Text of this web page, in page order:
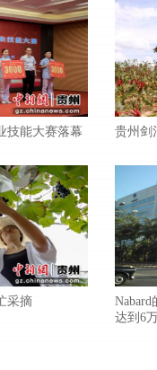
技能大赛落幕 贵州剑
采摘
达到6